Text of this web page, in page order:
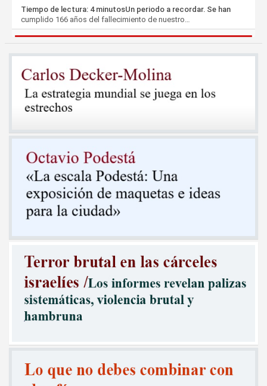
Tiempo de lectura: 4 minutosUn periodo a recordar. Se han
cumplido 166 años del fallecimiento de nuestro…